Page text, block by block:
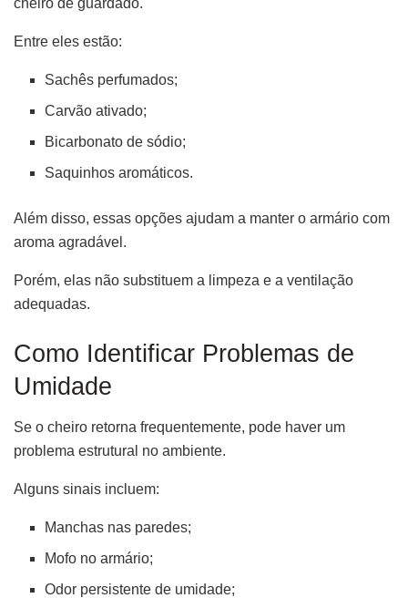
cheiro de guardado.
Entre eles estão:
Sachês perfumados;
Carvão ativado;
Bicarbonato de sódio;
Saquinhos aromáticos.
Além disso, essas opções ajudam a manter o armário com
aroma agradável.
Porém, elas não substituem a limpeza e a ventilação
adequadas.
Como Identificar Problemas de
Umidade
Se o cheiro retorna frequentemente, pode haver um
problema estrutural no ambiente.
Alguns sinais incluem:
Manchas nas paredes;
Mofo no armário;
Odor persistente de umidade;